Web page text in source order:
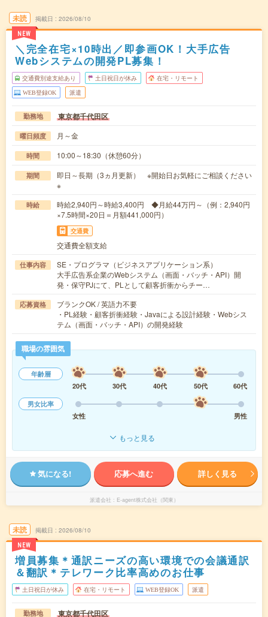
未読
NEW
掲載日 2026/08/10
＼完全在宅×10時出／即参画OK！大手広告
Webシステムの開発PL募集！
交通費別途支給あり 土日祝日が休み 在宅・リモート
WEB登録OK 派遣
勤務地 東京都千代田区
曜日頻度 月～金
時間 10:00～18:30（休憩60分）
期間
即日～長期（3ヵ月更新） ※開始日お気軽にご相談ください
※
時給
時給2,940円～時給3,400円 ◆月給44万円～（例：2,940円
×7.5時間×20日＝月額441,000円）
交通費
交通費全額支給
仕事内容
SE・プログラマ（ビジネスアプリケーション系）
大手広告系企業のWebシステム（画面・バッチ・API）開
発・保守PJにて、PLとして顧客折衝からチー…
応募資格
ブランクOK / 英語力不要
・PL経験・顧客折衝経験・Javaによる設計経験・Webシス
テム（画面・バッチ・API）の開発経験
職場の雰囲気
年齢層
20代
30代 40代 50代
60代
男女比率
女性
男性
もっと見る
気になる! 応募へ進む 詳しく見る
派遣会社 E-agent株式会社（関東）
未読
NEW
掲載日 2026/08/10
増員募集＊通訳ニーズの高い環境での会議通訳
＆翻訳＊テレワーク比率高めのお仕事
土日祝日が休み 在宅・リモート WEB登録OK 派遣
勤務地 東京都千代田区